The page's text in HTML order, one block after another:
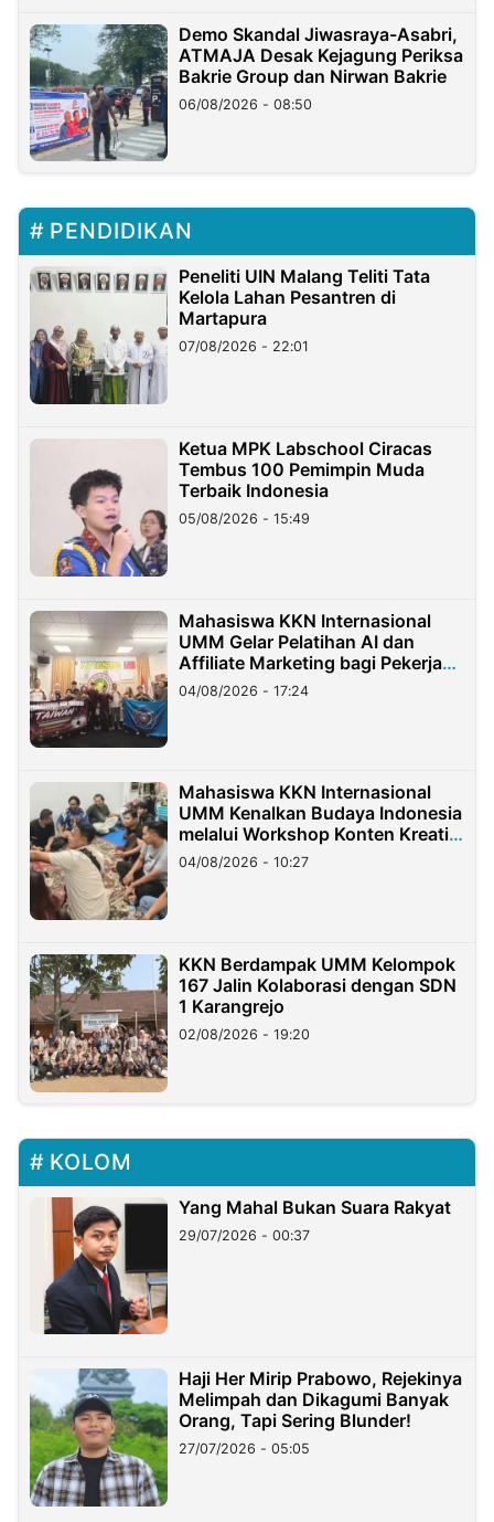
Demo Skandal Jiwasraya-Asabri,
ATMAJA Desak Kejagung Periksa
Bakrie Group dan Nirwan Bakrie
06/08/2026 - 08:50
PENDIDIKAN
Peneliti UIN Malang Teliti Tata
Kelola Lahan Pesantren di
Martapura
07/08/2026 - 22:01
Ketua MPK Labschool Ciracas
Tembus 100 Pemimpin Muda
Terbaik Indonesia
05/08/2026 - 15:49
Mahasiswa KKN Internasional
UMM Gelar Pelatihan AI dan
Affiliate Marketing bagi Pekerja
Migran Indonesia di Taiwan
04/08/2026 - 17:24
Mahasiswa KKN Internasional
UMM Kenalkan Budaya Indonesia
melalui Workshop Konten Kreatif
di Taiwan
04/08/2026 - 10:27
KKN Berdampak UMM Kelompok
167 Jalin Kolaborasi dengan SDN
1 Karangrejo
02/08/2026 - 19:20
KOLOM
Yang Mahal Bukan Suara Rakyat
29/07/2026 - 00:37
Haji Her Mirip Prabowo, Rejekinya
Melimpah dan Dikagumi Banyak
Orang, Tapi Sering Blunder!
27/07/2026 - 05:05